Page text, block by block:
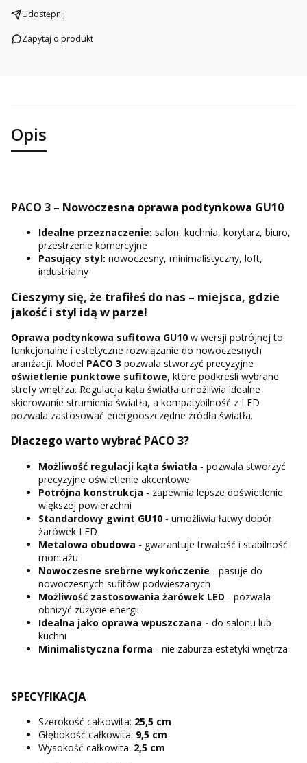
Udostępnij
Zapytaj o produkt
Opis
PACO 3 – Nowoczesna oprawa podtynkowa GU10
Idealne przeznaczenie: salon, kuchnia, korytarz, biuro,
przestrzenie komercyjne
Pasujący styl: nowoczesny, minimalistyczny, loft,
industrialny
Cieszymy się, że trafiłeś do nas – miejsca, gdzie
jakość i styl idą w parze!
Oprawa podtynkowa sufitowa GU10 w wersji potrójnej to
funkcjonalne i estetyczne rozwiązanie do nowoczesnych
aranżacji. Model PACO 3 pozwala stworzyć precyzyjne
oświetlenie punktowe sufitowe, które podkreśli wybrane
strefy wnętrza. Regulacja kąta światła umożliwia idealne
skierowanie strumienia światła, a kompatybilność z LED
pozwala zastosować energooszczędne źródła światła.
Dlaczego warto wybrać PACO 3?
Możliwość regulacji kąta światła - pozwala stworzyć
precyzyjne oświetlenie akcentowe
Potrójna konstrukcja - zapewnia lepsze doświetlenie
większej powierzchni
Standardowy gwint GU10 - umożliwia łatwy dobór
żarówek LED
Metalowa obudowa - gwarantuje trwałość i stabilność
montażu
Nowoczesne srebrne wykończenie - pasuje do
nowoczesnych sufitów podwieszanych
Możliwość zastosowania żarówek LED - pozwala
obniżyć zużycie energii
Idealna jako oprawa wpuszczana - do salonu lub
kuchni
Minimalistyczna forma - nie zaburza estetyki wnętrza
SPECYFIKACJA
Szerokość całkowita: 25,5 cm
Głębokość całkowita: 9,5 cm
Wysokość całkowita: 2,5 cm